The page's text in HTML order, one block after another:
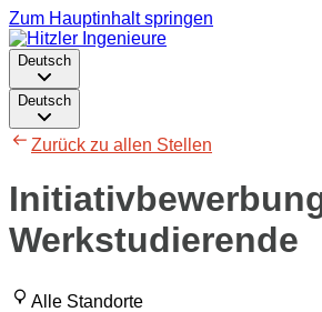
Zum Hauptinhalt springen
Deutsch
Deutsch
Zurück zu allen Stellen
Werkstudierende
Alle Standorte